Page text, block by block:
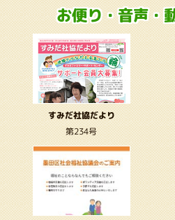
お便り・音声・
すみだ社協だより
第234号